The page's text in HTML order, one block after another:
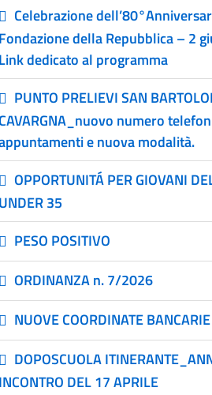
Celebrazione
Fondazione della Repubblica – 2
Link dedicato al programma
PUNTO PRELIEVI SAN
CAVARGNA_nuovo numero
e nuova modalità.
OPPORTUNITÁ PER GIOVANI
UNDER 35
PESO POSITIVO
ORDINANZA n. 7/2026
NUOVE COORDINATE BANCARIE
DOPOSCUOLA
INCONTRO DEL 17 APRILE